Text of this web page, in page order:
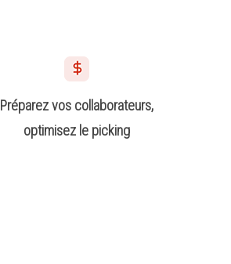
Préparez vos collaborateurs,
optimisez le picking